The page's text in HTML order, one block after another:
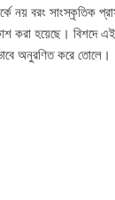
নয় বরং সাংস্কৃতিক
করা হয়েছে। বিশদে
অনুরণিত করে তোলে।